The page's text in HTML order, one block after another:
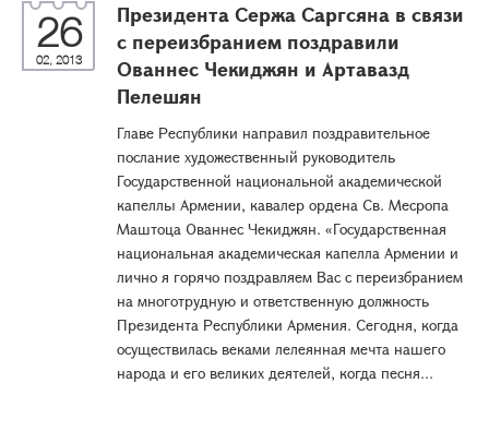
26
02, 2013
Президента Сержа Саргсяна в связи
с переизбранием поздравили
Ованнес Чекиджян и Артавазд
Пелешян
Главе Республики направил поздравительное
послание художественный руководитель
Государственной национальной академической
капеллы Армении, кавалер ордена Св. Месропа
Маштоца Ованнес Чекиджян. «Государственная
национальная академическая капелла Армении и
лично я горячо поздравляем Вас с переизбранием
на многотрудную и ответственную должность
Президента Республики Армения. Сегодня, когда
осуществилась веками лелеянная мечта нашего
народа и его великих деятелей, когда песня...